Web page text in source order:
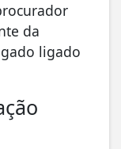
da
ligado